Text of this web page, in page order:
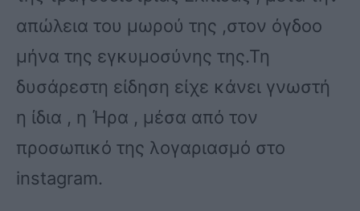
απώλεια του μωρού της ,στον όγδοο
μήνα της εγκυμοσύνης της.Τη
δυσάρεστη είδηση είχε κάνει γνωστή
η ίδια , η Ήρα , μέσα από τον
προσωπικό της λογαριασμό στο
instagram.